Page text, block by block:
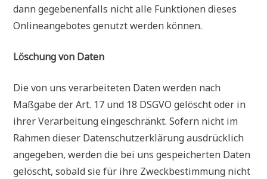
dann gegebenenfalls nicht alle Funktionen dieses
Onlineangebotes genutzt werden können.
Löschung von Daten
Die von uns verarbeiteten Daten werden nach
Maßgabe der Art. 17 und 18 DSGVO gelöscht oder in
ihrer Verarbeitung eingeschränkt. Sofern nicht im
Rahmen dieser Datenschutzerklärung ausdrücklich
angegeben, werden die bei uns gespeicherten Daten
gelöscht, sobald sie für ihre Zweckbestimmung nicht